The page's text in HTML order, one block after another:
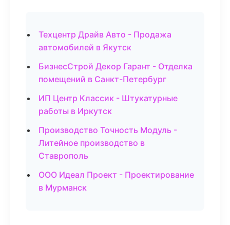
Техцентр Драйв Авто - Продажа
автомобилей в Якутск
БизнесСтрой Декор Гарант - Отделка
помещений в Санкт-Петербург
ИП Центр Классик - Штукатурные
работы в Иркутск
Производство Точность Модуль -
Литейное производство в
Ставрополь
ООО Идеал Проект - Проектирование
в Мурманск